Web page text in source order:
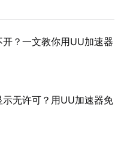
？一文教你用UU加速器
无许可？用UU加速器免